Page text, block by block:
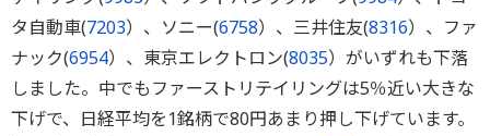
タ自動車(7203）、ソニー(6758）、三井住友(8316）、ファ
ナック(6954）、東京エレクトロン(8035）がいずれも下落
しました。中でもファーストリテイリングは5％近い大きな
下げで、日経平均を1銘柄で80円あまり押し下げています。